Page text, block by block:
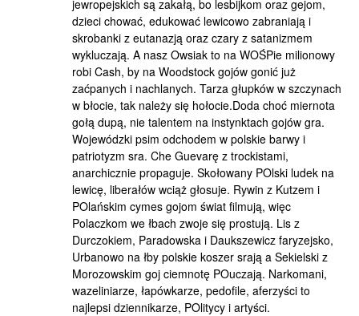
jewropejskich są zakałą, bo lesbijkom oraz gejom,
dzieci chować, edukować lewicowo zabraniają i
skrobanki z eutanazją oraz czary z satanizmem
wykluczają. A nasz Owsiak to na WOŚPie milionowy
robi Cash, by na Woodstock gojów gonić już
zaćpanych i nachlanych. Tarza głupków w szczynach
w błocie, tak należy się hołocie.Doda choć miernota
gołą dupą, nie talentem na instynktach gojów gra.
Wojewódzki psim odchodem w polskie barwy i
patriotyzm sra. Che Guevarę z trockistami,
anarchicznie propaguje. Skołowany POlski ludek na
lewicę, liberałów wciąż głosuje. Rywin z Kutzem i
POlańskim cymes gojom świat filmują, więc
Polaczkom we łbach zwoje się prostują. Lis z
Durczokiem, Paradowska i Daukszewicz faryzejsko,
Urbanowo na łby polskie koszer srają a Sekielski z
Morozowskim goj ciemnotę POuczają. Narkomani,
wazeliniarze, łapówkarze, pedofile, aferzyści to
najlepsi dziennikarze, POlitycy i artyści.